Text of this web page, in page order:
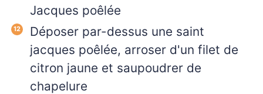
Jacques poêlée
Déposer par-dessus une saint
jacques poêlée, arroser d'un filet de
citron jaune et saupoudrer de
chapelure